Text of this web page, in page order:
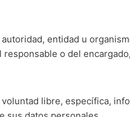
entidad u
o del
libre, específica,